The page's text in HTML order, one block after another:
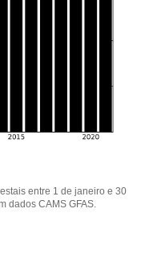
entre 1 de janeiro e 30
dados CAMS GFAS.